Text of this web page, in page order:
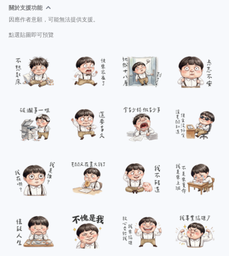
關於支援功能
因應作者意願，可能無法提供支援。
點選貼圖即可預覽